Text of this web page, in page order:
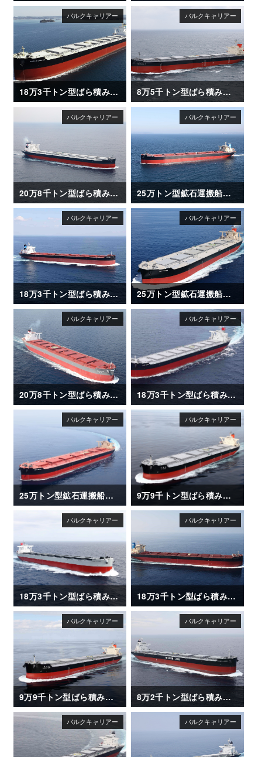
18万3千トン型ばら積み運搬船「OCEAN DRAGON」 8万5千トン型ばら積み運搬船「ISHIZUCHI Ⅱ」
20万8千トン型ばら積み運搬船「SANTA ISABEL」竣工 25万トン型鉱石運搬船「NSU BRILLIANCE」
18万3千トン型ばら積み運搬船「NIGHTSKY」 25万トン型鉱石運搬船「AKAGISAN」
20万8千トン型ばら積み運搬船「CSK ZEPHYR」 18万3千トン型ばら積み運搬船「CAPE OASIS」
25万トン型鉱石運搬船「NSU XANADU」 9万9千トン型ばら積み運搬船「OI MARU (大井丸)」
18万3千トン型ばら積み運搬船「CAPE CLOVER」 18万3千トン型ばら積み運搬船「UNITED ETERNITY」
9万9千トン型ばら積み運搬船「NAGARA MARU (長良丸)」 8万2千トン型ばら積み運搬船「SAKIZAYA LEADER」